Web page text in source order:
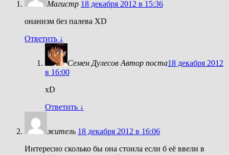
Магистр 18 декабря 2012 в 15:36
онанизм без палева XD
Ответить ↓
Семен Дулесов Автор поста18 декабря 2012
в 16:00
xD
Ответить ↓
житель 18 декабря 2012 в 16:06
Интересно сколько бы она стоила если б её ввели в